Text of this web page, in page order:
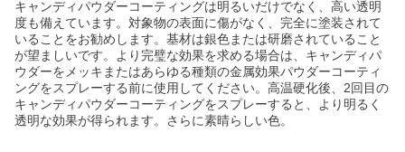
キャンディパウダーコーティングは明るいだけでなく、高い透明
度も備えています。対象物の表面に傷がなく、完全に塗装されて
いることをお勧めします。基材は銀色または研磨されていること
が望ましいです。より完璧な効果を求める場合は、キャンディパ
ウダーをメッキまたはあらゆる種類の金属効果パウダーコーティ
ングをスプレーする前に使用してください。高温硬化後、2回目の
キャンディパウダーコーティングをスプレーすると、より明るく
透明な効果が得られます。さらに素晴らしい色。